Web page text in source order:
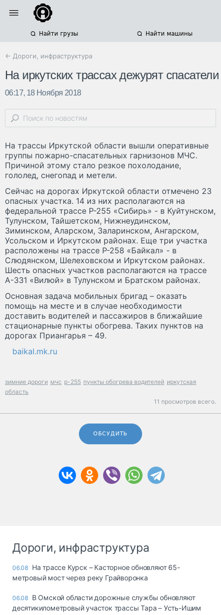
Найти грузы Найти машины
← Дороги, инфраструктура
На иркутских трассах дежурят спасатели
06:17, 18 Ноября 2018
На трассы Иркутской области вышли оперативные
группы пожарно-спасательных гарнизонов МЧС.
Причиной этому стало резкое похолодание,
гололед, снегопад и метели.
Сейчас на дорогах Иркутской области отмечено 23
опасных участка. 14 из них располагаются на
федеральной трассе Р-255 «Сибирь» - в Куйтунском,
Тулунском, Тайшетском, Нижнеудинском,
Зиминском, Аларском, Заларинском, Ангарском,
Усольском и Иркутском районах. Еще три участка
расположены на трассе Р-258 «Байкал» - в
Слюдянском, Шелеховском и Иркутском районах.
Шесть опасных участков располагаются на трассе
А-331 «Вилюй» в Тулунском и Братском районах.
Основная задача мобильных бригад – оказать
помощь на месте и в случае необходимости
доставить водителей и пассажиров в ближайшие
стационарные пункты обогрева. Таких пунктов на
дорогах Приангарья – 49.
baikal.mk.ru
зимние дороги мчс р-255 пункты обогрева водителей иркутская
область
11 просмотров всего.
ОБСУДИТЬ
Дороги, инфраструктура
06.08 На трассе Курск – Касторное обновляют 65-
метровый мост через реку Грайворонка
06.08 В Омской области дорожные службы обновляют
десятикилометровый участок трассы Тара – Усть-Ишим